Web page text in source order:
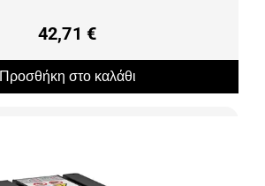
42,71 €
Προσθήκη στο καλάθι